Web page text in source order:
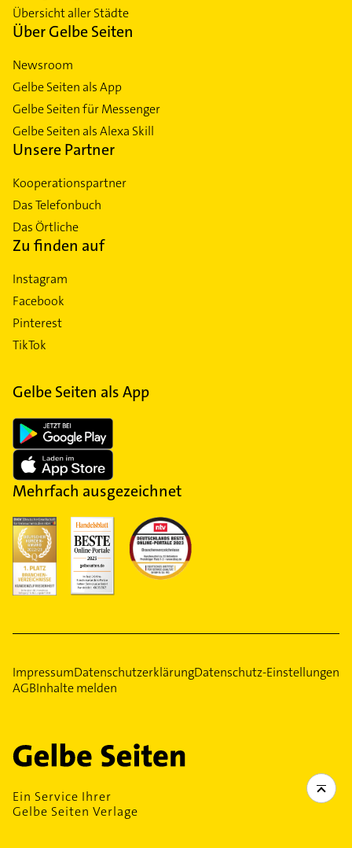
Übersicht aller Städte
Über Gelbe Seiten
Newsroom
Gelbe Seiten als App
Gelbe Seiten für Messenger
Gelbe Seiten als Alexa Skill
Unsere Partner
Kooperationspartner
Das Telefonbuch
Das Örtliche
Zu finden auf
Instagram
Facebook
Pinterest
TikTok
Gelbe Seiten als App
Mehrfach ausgezeichnet
ImpressumDatenschutzerklärungDatenschutz-Einstellungen
AGBInhalte melden
Ein Service Ihrer
Gelbe Seiten Verlage